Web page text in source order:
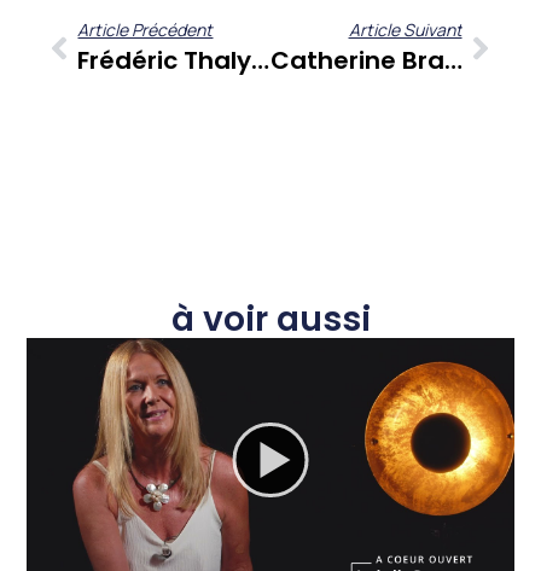
Article Précédent
Frédéric Thaly De Tropiques Atrium Révèle Les Coulisses Des 40 Ans Du Martinique Jazz Festival
Article Suivant
Catherine Brafine Dieye Présente Le Ti-Moun Day : Une Immersion Culturelle Afro-Caribéenne À Rivière-Salée
à voir aussi